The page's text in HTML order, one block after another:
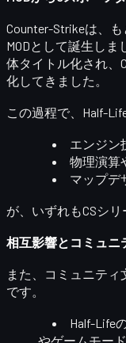
Counter-Strikeは、
MODとして誕生し
体タイトル化され、
化してきました。
この過程で、Half-
エンジン
物理演算
マップデ
が、いずれもCSシ
相互影響とコミュニ
また、コミュニティ
です。
Half-Life